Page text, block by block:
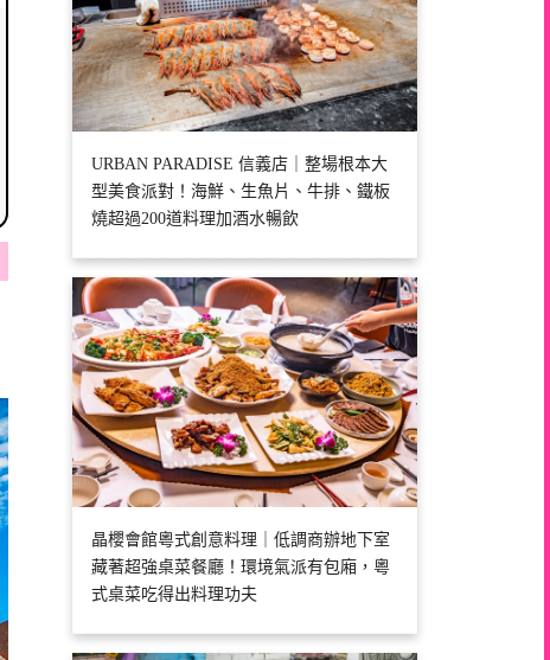
URBAN PARADISE 信義店｜整場根本大
型美食派對！海鮮、生魚片、牛排、鐵板
燒超過200道料理加酒水暢飲
晶櫻會館粵式創意料理｜低調商辦地下室
藏著超強桌菜餐廳！環境氣派有包廂，粵
式桌菜吃得出料理功夫